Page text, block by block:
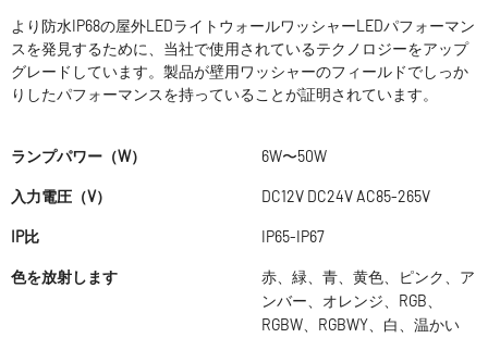
より防水IP68の屋外LEDライトウォールワッシャーLEDパフォーマン
スを発見するために、当社で使用されているテクノロジーをアップ
グレードしています。製品が壁用ワッシャーのフィールドでしっか
りしたパフォーマンスを持っていることが証明されています。
ランプパワー（W） 6W〜50W
入力電圧（V） DC12V DC24V AC85-265V
IP比 IP65-IP67
色を放射します
赤、緑、青、黄色、ピンク、ア
ンバー、オレンジ、RGB、
RGBW、RGBWY、白、温かい